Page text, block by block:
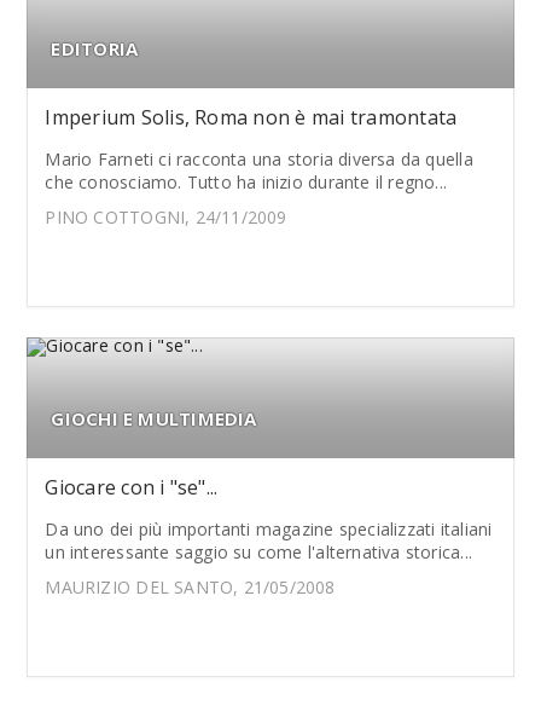
EDITORIA
Imperium Solis, Roma non è mai tramontata
Mario Farneti ci racconta una storia diversa da quella
che conosciamo. Tutto ha inizio durante il regno...
PINO COTTOGNI, 24/11/2009
GIOCHI E MULTIMEDIA
Giocare con i "se"...
Da uno dei più importanti magazine specializzati italiani
un interessante saggio su come l'alternativa storica...
MAURIZIO DEL SANTO, 21/05/2008